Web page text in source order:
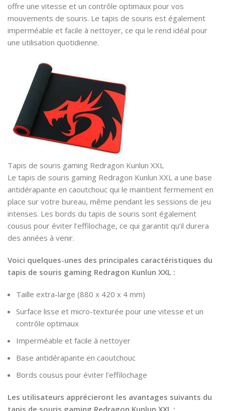
offre une vitesse et un contrôle optimaux pour vos
mouvements de souris. Le tapis de souris est également
imperméable et facile à nettoyer, ce qui le rend idéal pour
une utilisation quotidienne.
Tapis de souris gaming Redragon Kunlun XXL
Le tapis de souris gaming Redragon Kunlun XXL a une base
antidérapante en caoutchouc qui le maintient fermement en
place sur votre bureau, même pendant les sessions de jeu
intenses. Les bords du tapis de souris sont également
cousus pour éviter l’effilochage, ce qui garantit qu’il durera
des années à venir.
Voici quelques-unes des principales caractéristiques du
tapis de souris gaming Redragon Kunlun XXL :
Taille extra-large (880 x 420 x 4 mm)
Surface lisse et micro-texturée pour une vitesse et un
contrôle optimaux
Imperméable et facile à nettoyer
Base antidérapante en caoutchouc
Bords cousus pour éviter l’effilochage
Les utilisateurs apprécieront les avantages suivants du